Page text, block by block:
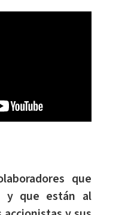
que
y que están al